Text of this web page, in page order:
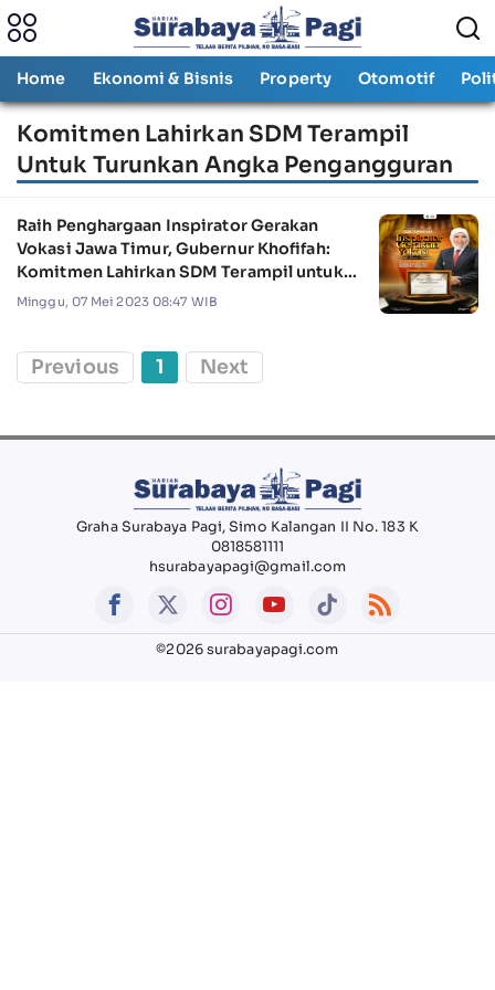
Home Ekonomi & Bisnis Property Otomotif
Komitmen Lahirkan SDM Terampil
Untuk Turunkan Angka Pengangguran
Raih Penghargaan Inspirator Gerakan
Vokasi Jawa Timur, Gubernur Khofifah:
Komitmen Lahirkan SDM Terampil untuk
Turunkan Angka Pengangguran
Minggu, 07 Mei 2023 08:47 WIB
Previous 1 Next
Graha Surabaya Pagi, Simo Kalangan II No. 183 K
0818581111
hsurabayapagi@gmail.com
©2026 surabayapagi.com